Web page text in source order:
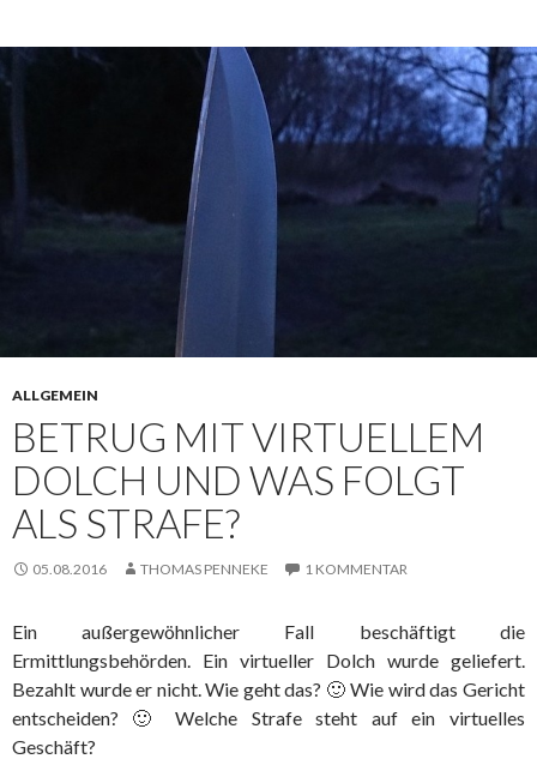
ALLGEMEIN
BETRUG MIT VIRTUELLEM
DOLCH UND WAS FOLGT
ALS STRAFE?
05.08.2016 THOMAS PENNEKE 1 KOMMENTAR
Ein außergewöhnlicher Fall beschäftigt die
Ermittlungsbehörden. Ein virtueller Dolch wurde geliefert.
Bezahlt wurde er nicht. Wie geht das? 🙂 Wie wird das Gericht
entscheiden? 🙂 Welche Strafe steht auf ein virtuelles
Geschäft?